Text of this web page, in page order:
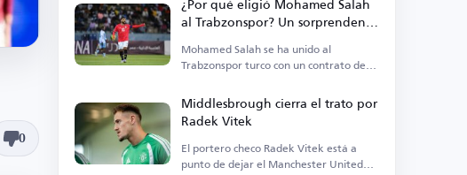
0
al Trabzonspor? Un sorprendente
traspaso genera preguntas en
Turquía
Mohamed Salah se ha unido al
Trabzonspor turco con un contrato de
Middlesbrough cierra el trato por
Radek Vitek
El portero checo Radek Vitek está a
punto de dejar el Manchester United